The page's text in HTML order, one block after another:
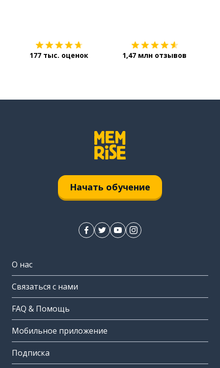
177 тыс. оценок 1,47 млн отзывов
Начать обучение
О нас
Связаться с нами
FAQ & Помощь
Мобильное приложение
Подписка